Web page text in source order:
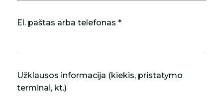
El. paštas arba telefonas *
Užklausos informacija (kiekis, pristatymo
terminai, kt.)